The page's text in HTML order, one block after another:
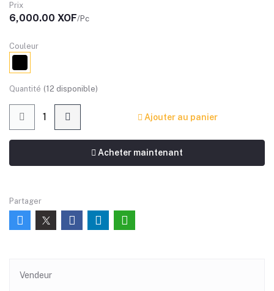
Prix
6,000.00 XOF/Pc
Couleur
Quantité (12 disponible)
Ajouter au panier
Acheter maintenant
Partager
Vendeur